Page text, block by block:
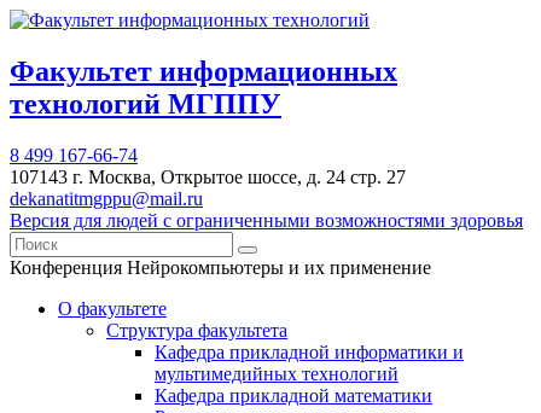
Факультет информационных
технологий МГППУ
8 499 167-66-74
107143 г. Москва, Открытое шоссе, д. 24 стр. 27
dekanatitmgppu@mail.ru
Версия для людей с ограниченными возможностями здоровья
Конференция Нейрокомпьютеры и их применение
О факультете
Структура факультета
Кафедра прикладной информатики и
мультимедийных технологий
Кафедра прикладной математики